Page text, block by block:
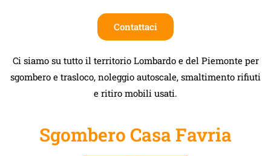
Contattaci
Ci siamo su tutto il territorio Lombardo e del Piemonte per
sgombero e trasloco, noleggio autoscale, smaltimento rifiuti
e ritiro mobili usati.
Sgombero Casa Favria